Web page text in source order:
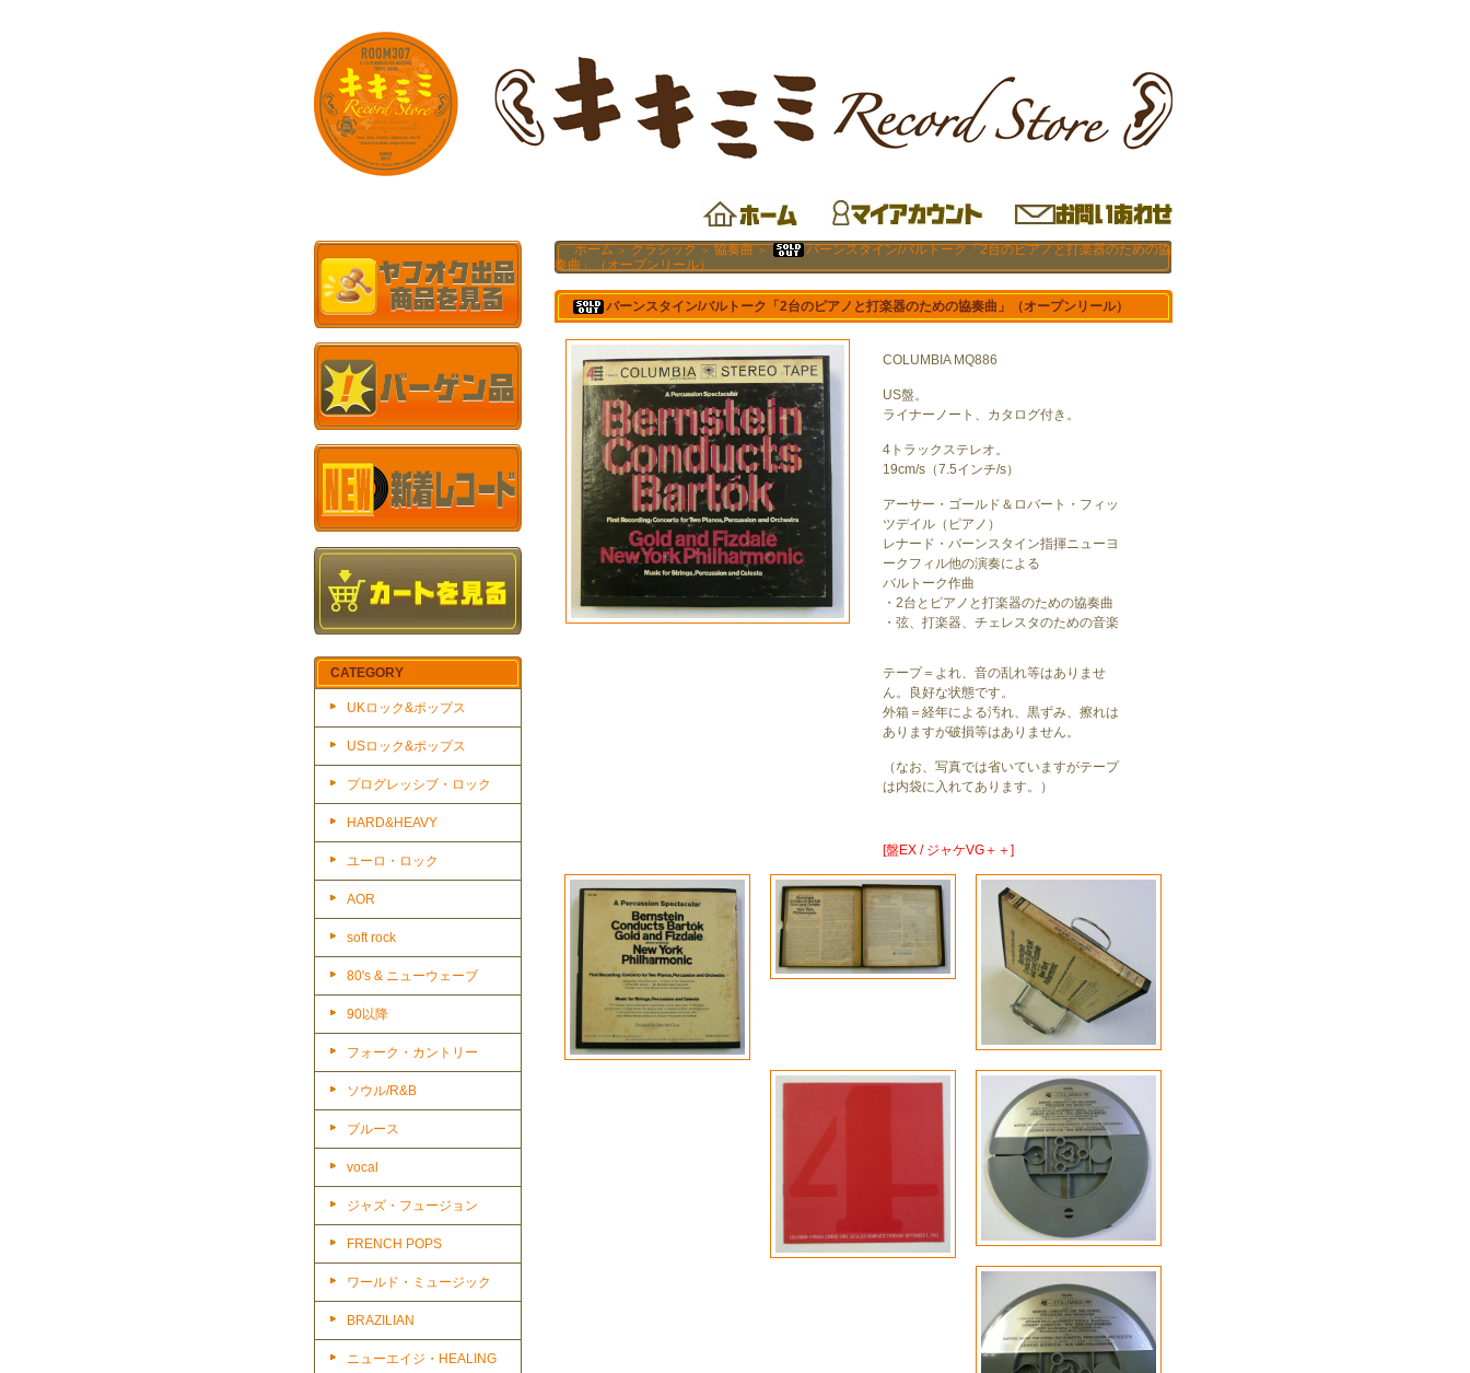
CATEGORY
UKロック&ポップス
USロック&ポップス
プログレッシブ・ロック
HARD&HEAVY
ユーロ・ロック
AOR
soft rock
80's & ニューウェーブ
90以降
フォーク・カントリー
ソウル/R&B
ブルース
vocal
ジャズ・フュージョン
FRENCH POPS
ワールド・ミュージック
BRAZILIAN
ニューエイジ・HEALING
ホーム ＞ クラシック ＞ 協奏曲 ＞
バーンスタイン/バルトーク「2台のピアノと打楽器のための協
奏曲」（オープンリール）
バーンスタイン/バルトーク「2台のピアノと打楽器のための協奏曲」（オープンリール）
COLUMBIA MQ886
US盤。
ライナーノート、カタログ付き。
4トラックステレオ。
19cm/s（7.5インチ/s）
アーサー・ゴールド＆ロバート・フィッ
ツデイル（ピアノ）
レナード・バーンスタイン指揮ニューヨ
ークフィル他の演奏による
バルトーク作曲
・2台とピアノと打楽器のための協奏曲
・弦、打楽器、チェレスタのための音楽
テープ＝よれ、音の乱れ等はありませ
ん。良好な状態です。
外箱＝経年による汚れ、黒ずみ、擦れは
ありますが破損等はありません。
（なお、写真では省いていますがテープ
は内袋に入れてあります。）
[盤EX / ジャケVG＋＋]